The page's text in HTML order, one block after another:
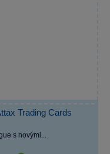
Trading Cards
s novými...